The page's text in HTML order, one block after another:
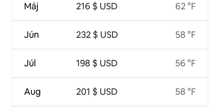
Máj
Jún
Júl
Aug
216 $ USD
232 $ USD
198 $ USD
201 $ USD
62 °F
58 °F
56 °F
58 °F